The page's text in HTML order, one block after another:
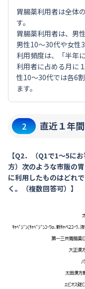
胃腸薬利用者は全体
す。
胃腸薬利用者は、男
男性10～30代や女性
利用頻度は、「半年
利用者に占める月に
性10～30代では各6
ます。
2 直近１年
【Q2．（Q1で1～5に
方）次のような市販の
に利用したものはどれ
く。（複数回答可）】